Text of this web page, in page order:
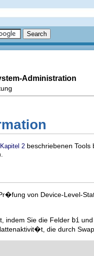
Administration
Kapitel 2 beschriebenen Tools
von Device-Level-
indem Sie die Felder bi und
die durch